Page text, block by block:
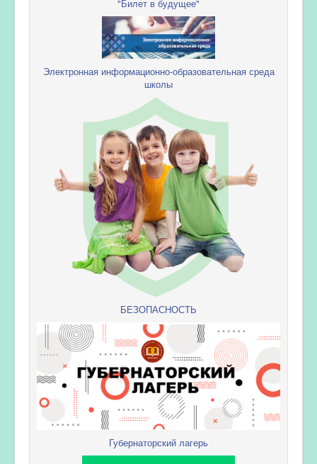
"Билет в будущее"
Электронная информационно-образовательная среда
школы
БЕЗОПАСНОСТЬ
Губернаторский лагерь